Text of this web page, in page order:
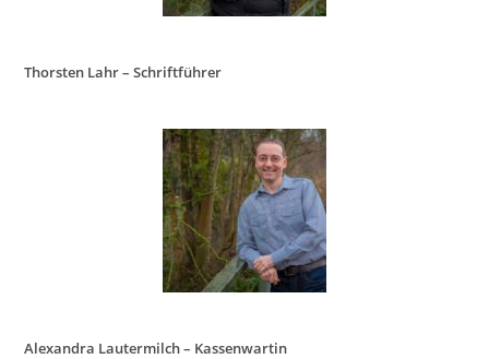
Thorsten Lahr – Schriftführer
Alexandra Lautermilch – Kassenwartin